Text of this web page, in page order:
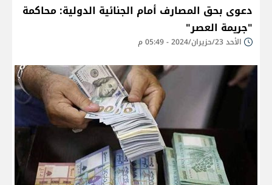
دعوى بحق المصارف أمام الجنائية الدولية: محاكمة
"جريمة العصر"
الأحد 23/حزيران/2024 - 05:49 م